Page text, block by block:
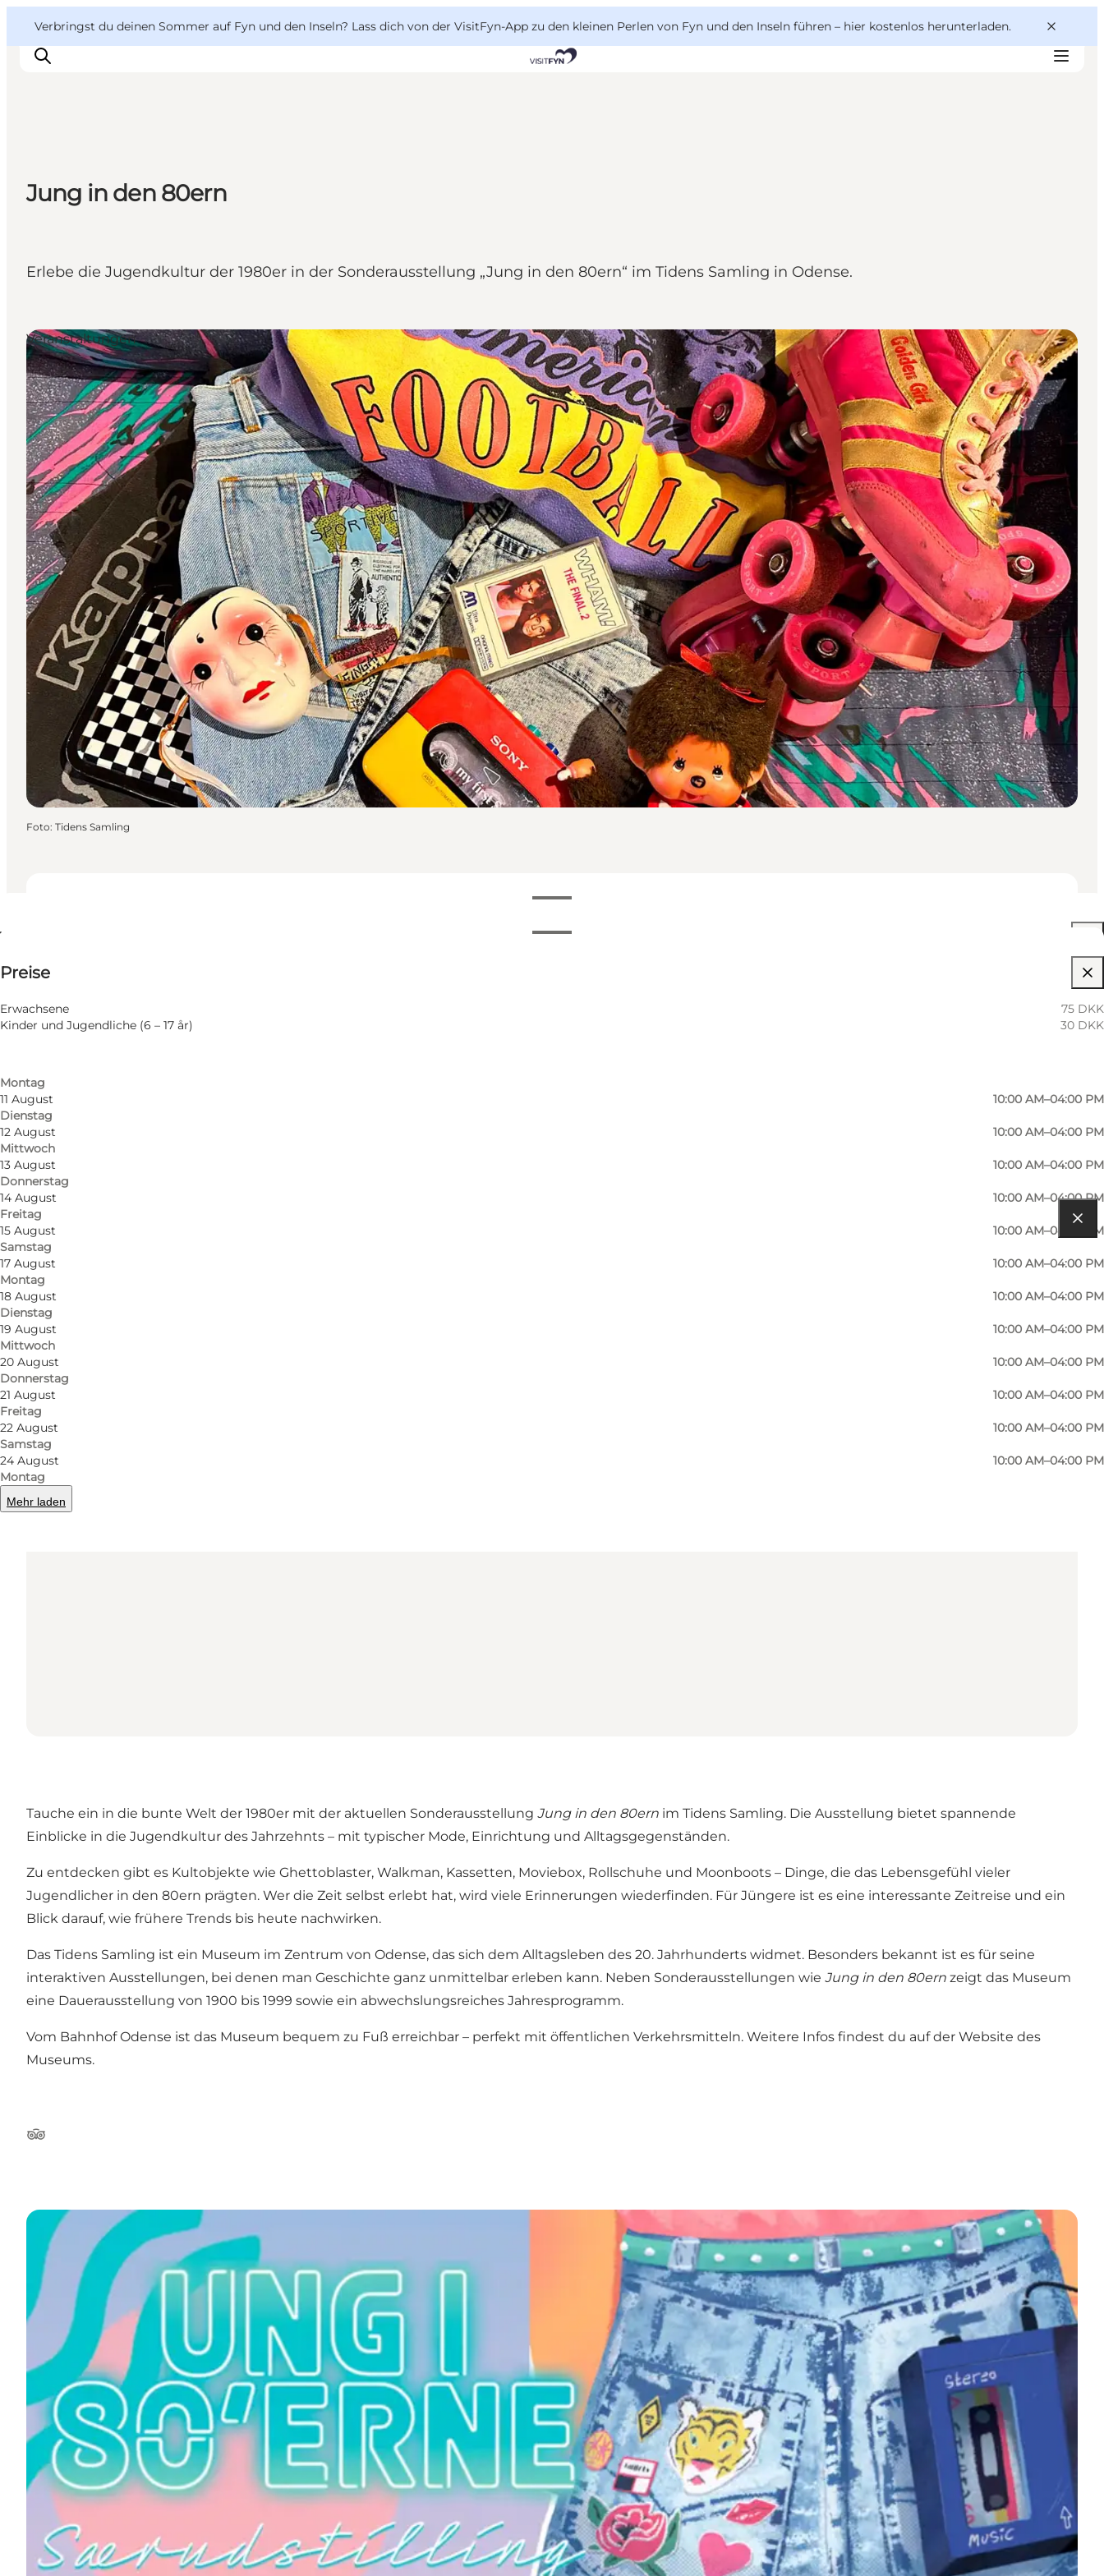
Verbringst du deinen Sommer auf Fyn und den Inseln? Lass dich von der VisitFyn-App zu den kleinen Perlen von Fyn und den Inseln führen – hier kostenlos herunterladen.
Reise Ideen
Outdoor & bike
VisitFyn
Deutsch
Jung in den 80ern
Erlebe die Jugendkultur der 1980er in der Sonderausstellung „Jung in den 80ern“ im Tidens Samling in Odense.
Termine und Uhrzeiten
Nach Monat filtern
7 August
Freitag
8 August
10:00 AM–04:00 PM
Montag
11 August
Dienstag
10:00 AM–04:00 PM
12 August
Mittwoch
10:00 AM–04:00 PM
13 August
Donnerstag
10:00 AM–04:00 PM
14 August
Freitag
10:00 AM–04:00 PM
15 August
Samstag
10:00 AM–04:00 PM
17 August
Montag
10:00 AM–04:00 PM
18 August
Dienstag
10:00 AM–04:00 PM
19 August
Mittwoch
10:00 AM–04:00 PM
20 August
Donnerstag
10:00 AM–04:00 PM
21 August
Freitag
10:00 AM–04:00 PM
22 August
Samstag
10:00 AM–04:00 PM
24 August
Montag
10:00 AM–04:00 PM
Mehr laden
Preise
Erwachsene
75 DKK
Kinder und Jugendliche (6 – 17 år)
30 DKK
Mir selbst, Mein Partner, Freunde, Kinder
Veranstaltungen
Foto: Tidens Samling
Route anzeigen
Farvergården 7
5000 Odense C
Tauche ein in die bunte Welt der 1980er mit der aktuellen Sonderausstellung Jung in den 80ern im Tidens Samling. Die Ausstellung bietet spannende
Einblicke in die Jugendkultur des Jahrzehnts – mit typischer Mode, Einrichtung und Alltagsgegenständen.
Zu entdecken gibt es Kultobjekte wie Ghettoblaster, Walkman, Kassetten, Moviebox, Rollschuhe und Moonboots – Dinge, die das Lebensgefühl vieler
Jugendlicher in den 80ern prägten. Wer die Zeit selbst erlebt hat, wird viele Erinnerungen wiederfinden. Für Jüngere ist es eine interessante Zeitreise und ein
Blick darauf, wie frühere Trends bis heute nachwirken.
Das Tidens Samling ist ein Museum im Zentrum von Odense, das sich dem Alltagsleben des 20. Jahrhunderts widmet. Besonders bekannt ist es für seine
interaktiven Ausstellungen, bei denen man Geschichte ganz unmittelbar erleben kann. Neben Sonderausstellungen wie Jung in den 80ern zeigt das Museum
eine Dauerausstellung von 1900 bis 1999 sowie ein abwechslungsreiches Jahresprogramm.
Vom Bahnhof Odense ist das Museum bequem zu Fuß erreichbar – perfekt mit öffentlichen Verkehrsmitteln. Weitere Infos findest du auf der Website des
Museums.
Tripadvisor